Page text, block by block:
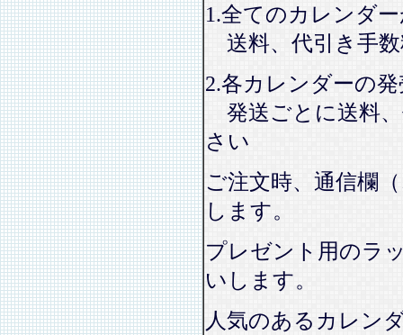
1.全てのカレンダ
送料、代引き手
2.各カレンダーの
発送ごとに送料
さい
ご注文時、通信欄
します。
プレゼント用のラ
いします。
人気のあるカレン